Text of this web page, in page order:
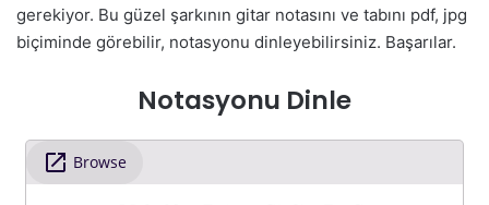
gerekiyor. Bu güzel şarkının gitar notasını ve tabını pdf, jpg
biçiminde görebilir, notasyonu dinleyebilirsiniz. Başarılar.
Notasyonu Dinle